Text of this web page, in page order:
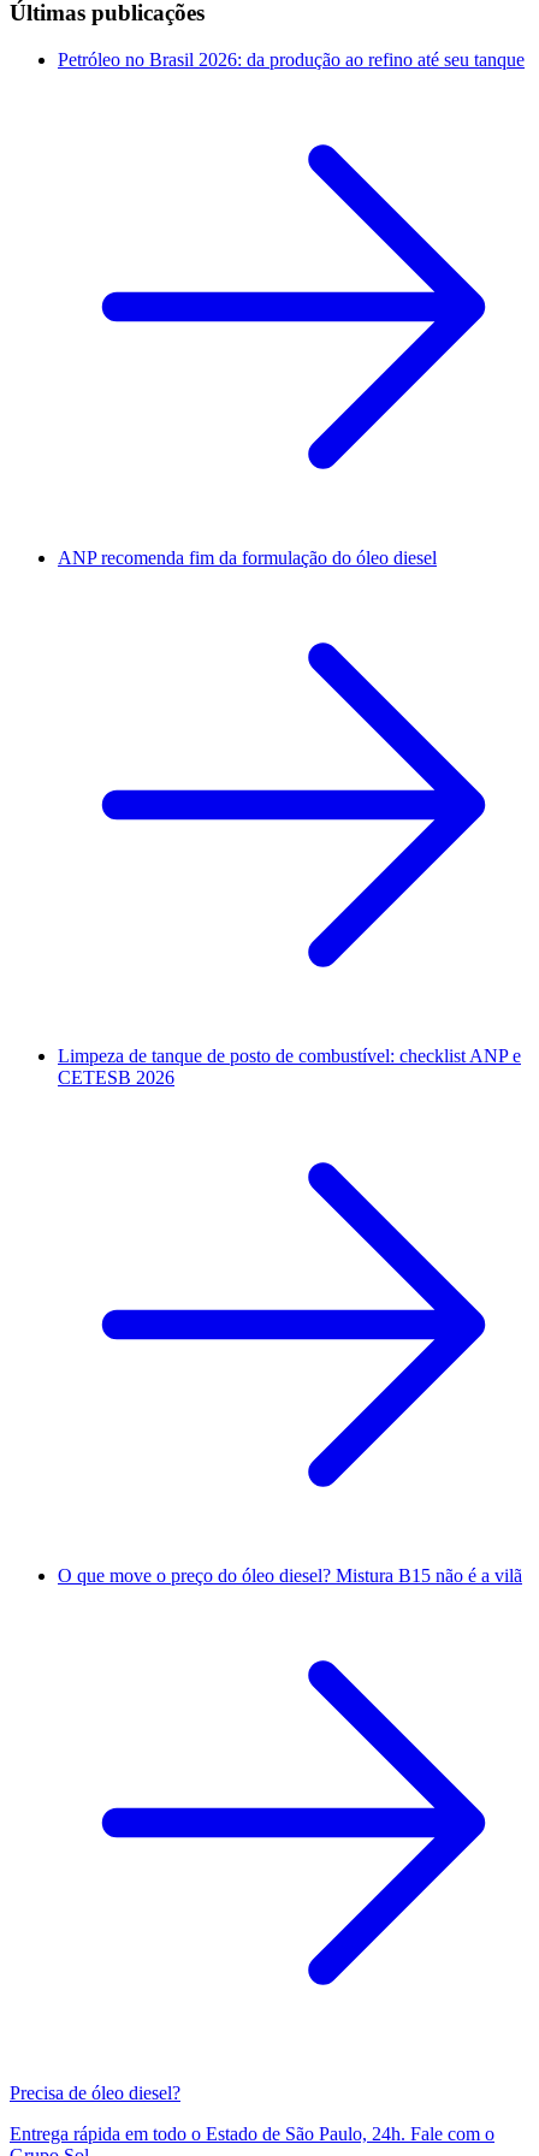
Últimas publicações
Petróleo no Brasil 2026: da produção ao refino até seu tanque
ANP recomenda fim da formulação do óleo diesel
Limpeza de tanque de posto de combustível: checklist ANP e
CETESB 2026
O que move o preço do óleo diesel? Mistura B15 não é a vilã
Precisa de óleo diesel?
Entrega rápida em todo o Estado de São Paulo, 24h. Fale com o